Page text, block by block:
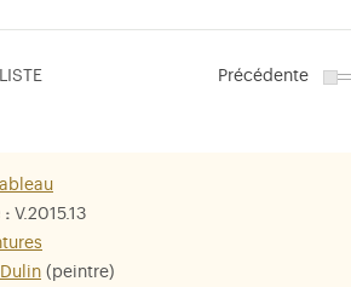
Précédente
: V.2015.13
(peintre)